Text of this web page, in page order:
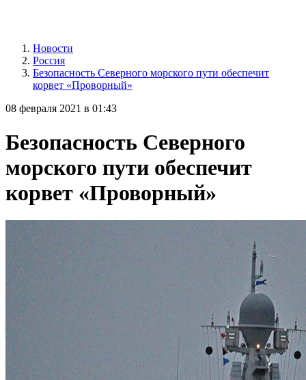
Новости
Россия
Безопасность Северного морского пути обеспечит
корвет «Проворный»
08 февраля 2021 в 01:43
Безопасность Северного
морского пути обеспечит
корвет «Проворный»